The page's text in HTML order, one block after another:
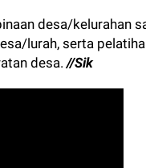
desa/kelurahan
lurah, serta
desa.//Sik